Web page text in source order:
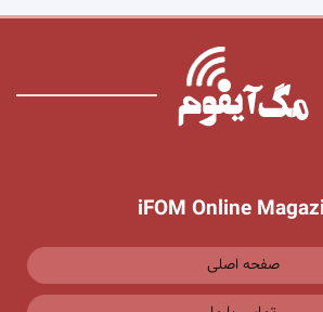
iFOM Online
صفحه اصلی